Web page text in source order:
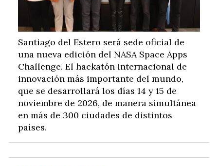
Santiago del Estero será sede oficial de
una nueva edición del NASA Space Apps
Challenge. El hackatón internacional de
innovación más importante del mundo,
que se desarrollará los días 14 y 15 de
noviembre de 2026, de manera simultánea
en más de 300 ciudades de distintos
países.